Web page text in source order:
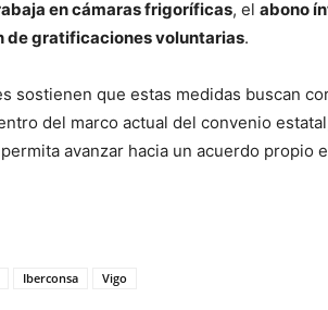
en cámaras frigoríficas, el abono
de gratificaciones voluntarias.
sostienen que estas medidas buscan
del marco actual del convenio
avanzar hacia un acuerdo propio
Iberconsa Vigo